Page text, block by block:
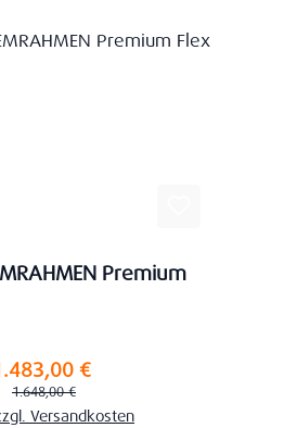
Premium
€
Regulärer Preis:
1.648,00 €
Versandkosten